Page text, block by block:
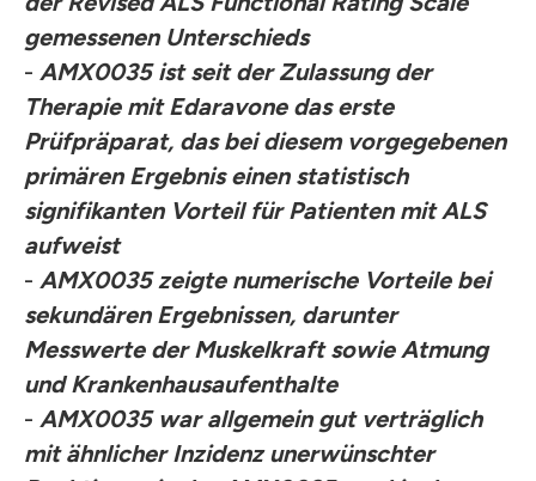
gemessenen Unterschieds
- AMX0035 ist seit der Zulassung der
Therapie mit Edaravone das erste
Prüfpräparat, das bei diesem vorgegebenen
primären Ergebnis einen statistisch
signifikanten Vorteil für Patienten mit ALS
aufweist
- AMX0035 zeigte numerische Vorteile bei
sekundären Ergebnissen, darunter
Messwerte der Muskelkraft sowie Atmung
und Krankenhausaufenthalte
- AMX0035 war allgemein gut verträglich
mit ähnlicher Inzidenz unerwünschter